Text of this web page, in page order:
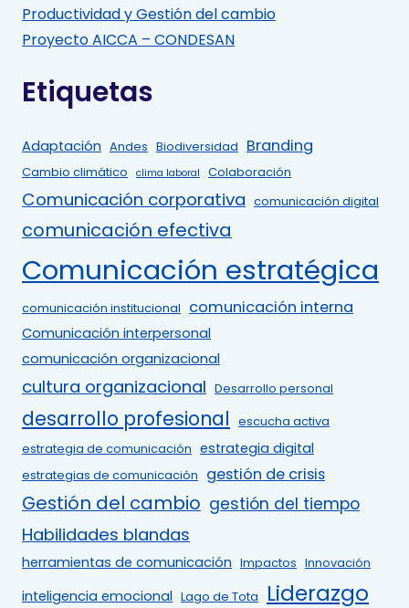
Productividad y Gestión del cambio
Proyecto AICCA – CONDESAN
Etiquetas
Adaptación Andes Biodiversidad Branding
Cambio climático clima laboral Colaboración
Comunicación corporativa comunicación digital
comunicación efectiva
Comunicación estratégica
comunicación institucional comunicación interna
Comunicación interpersonal
comunicación organizacional
cultura organizacional Desarrollo personal
desarrollo profesional escucha activa
estrategia de comunicación estrategia digital
estrategias de comunicación gestión de crisis
Gestión del cambio gestión del tiempo
Habilidades blandas
herramientas de comunicación Impactos Innovación
inteligencia emocional Lago de Tota Liderazgo